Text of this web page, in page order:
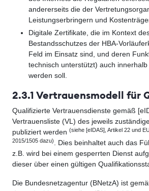
andererseits die der
Leistungserbringern und
Digitale Zertifikate, die im Kontext
Bestandsschutzes der HBA-
Feld im Einsatz sind, und deren
technisch unterstützt) auch
werden soll.
2.3.1 Vertrauensmodell für
Qualifizierte Vertrauensdienste gemäß
Vertrauensliste (VL) des jeweils
publiziert werden (siehe [eIDAS], Artikel 22 und
2015/1505 dazu). Dies beinhaltet auch das
z.B. wird bei einem gesperrten Dienst
dieser über einen gültigen
Die Bundesnetzagentur (BNetzA) ist